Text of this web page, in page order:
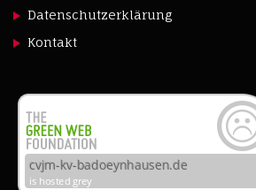
Datenschutzerklärung
Kontakt